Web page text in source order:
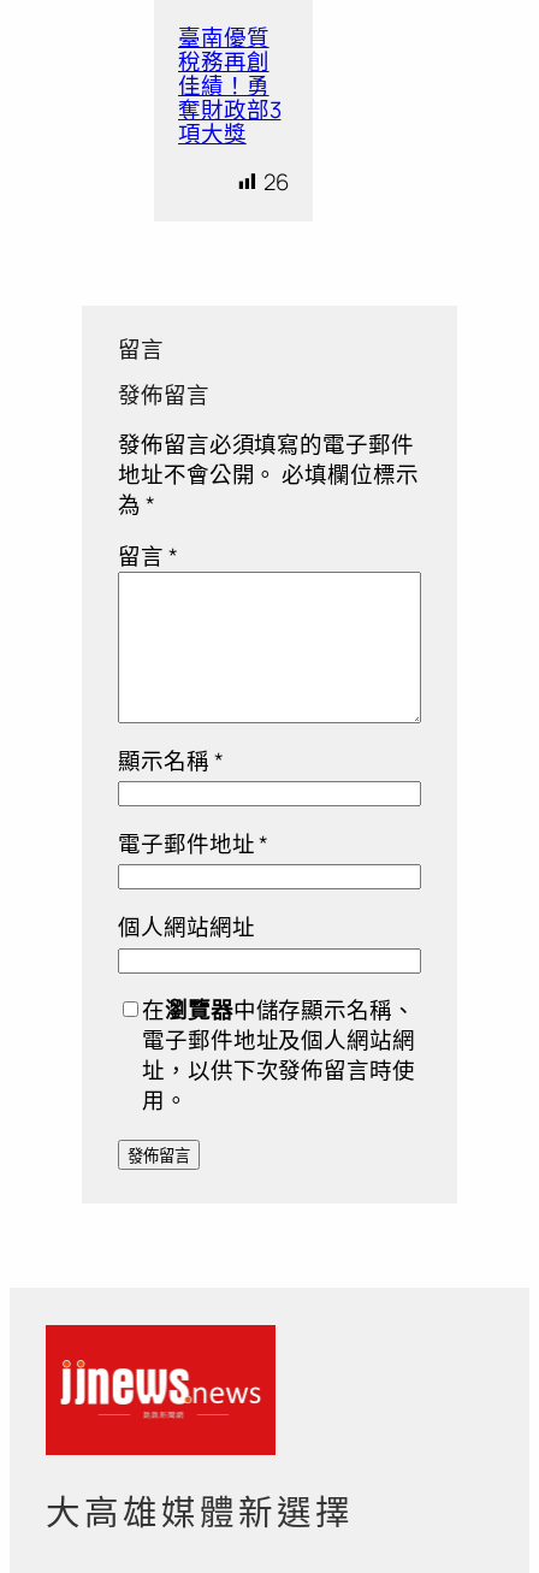
臺南優質
稅務再創
佳績！勇
奪財政部3
項大獎
26
留言
發佈留言
發佈留言必須填寫的電子郵件
地址不會公開。 必填欄位標示
為*
留言*
顯示名稱*
電子郵件地址*
個人網站網址
在瀏覽器中儲存顯示名稱、
電子郵件地址及個人網站網
址，以供下次發佈留言時使
用。
大高雄媒體新選擇